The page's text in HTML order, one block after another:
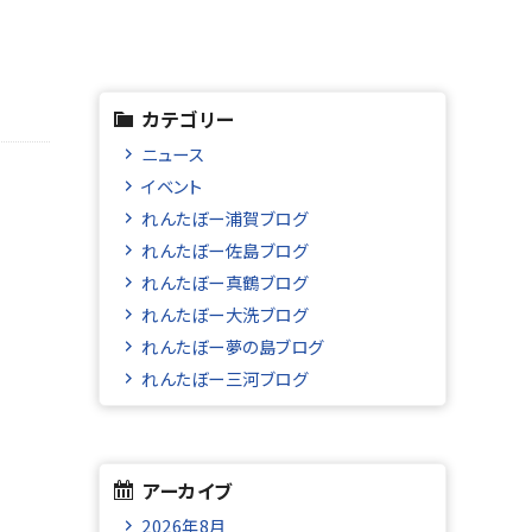
カテゴリー
ニュース
イベント
れんたぼー浦賀ブログ
れんたぼー佐島ブログ
れんたぼー真鶴ブログ
れんたぼー大洗ブログ
れんたぼー夢の島ブログ
れんたぼー三河ブログ
アーカイブ
2026年8月